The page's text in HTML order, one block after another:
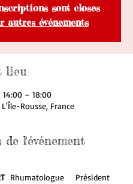
sont closes
autres événements
lieu
14:00 – 18:00
Rousse, France
de l'événement
Rhumatologue    Président